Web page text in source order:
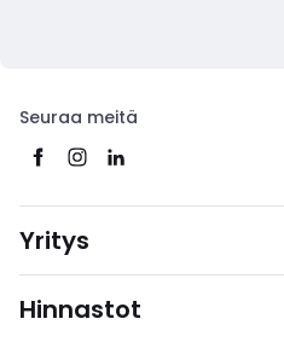
Seuraa meitä
Yritys
Hinnastot